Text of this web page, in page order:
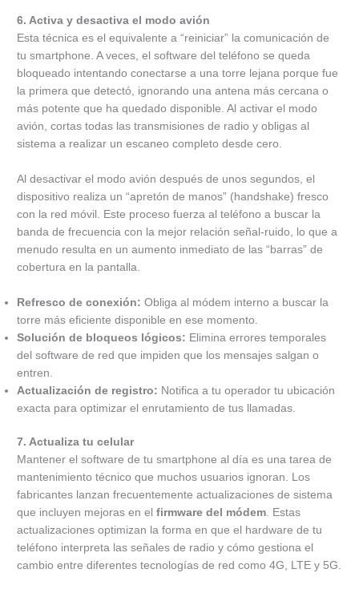
6. Activa y desactiva el modo avión
Esta técnica es el equivalente a “reiniciar” la comunicación de
tu smartphone. A veces, el software del teléfono se queda
bloqueado intentando conectarse a una torre lejana porque fue
la primera que detectó, ignorando una antena más cercana o
más potente que ha quedado disponible. Al activar el modo
avión, cortas todas las transmisiones de radio y obligas al
sistema a realizar un escaneo completo desde cero.
Al desactivar el modo avión después de unos segundos, el
dispositivo realiza un “apretón de manos” (handshake) fresco
con la red móvil. Este proceso fuerza al teléfono a buscar la
banda de frecuencia con la mejor relación señal-ruido, lo que a
menudo resulta en un aumento inmediato de las “barras” de
cobertura en la pantalla.
Refresco de conexión: Obliga al módem interno a buscar la
torre más eficiente disponible en ese momento.
Solución de bloqueos lógicos: Elimina errores temporales
del software de red que impiden que los mensajes salgan o
entren.
Actualización de registro: Notifica a tu operador tu ubicación
exacta para optimizar el enrutamiento de tus llamadas.
7. Actualiza tu celular
Mantener el software de tu smartphone al día es una tarea de
mantenimiento técnico que muchos usuarios ignoran. Los
fabricantes lanzan frecuentemente actualizaciones de sistema
que incluyen mejoras en elfirmware del módem. Estas
actualizaciones optimizan la forma en que el hardware de tu
teléfono interpreta las señales de radio y cómo gestiona el
cambio entre diferentes tecnologías de red como 4G, LTE y 5G.